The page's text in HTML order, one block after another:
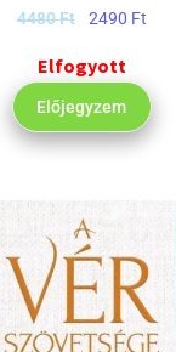
4480Ft 2490 Ft
Elfogyott
Előjegyzem